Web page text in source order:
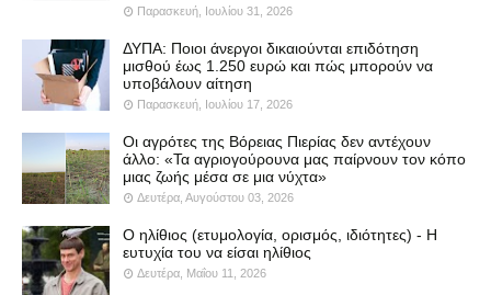
Παρασκευή, Ιουλίου 31, 2026
ΔΥΠΑ: Ποιοι άνεργοι δικαιούνται επιδότηση
μισθού έως 1.250 ευρώ και πώς μπορούν να
υποβάλουν αίτηση
Παρασκευή, Ιουλίου 17, 2026
Οι αγρότες της Βόρειας Πιερίας δεν αντέχουν
άλλο: «Τα αγριογούρουνα μας παίρνουν τον κόπο
μιας ζωής μέσα σε μια νύχτα»
Δευτέρα, Αυγούστου 03, 2026
Ο ηλίθιος (ετυμολογία, ορισμός, ιδιότητες) - Η
ευτυχία του να είσαι ηλίθιος
Δευτέρα, Μαΐου 11, 2026